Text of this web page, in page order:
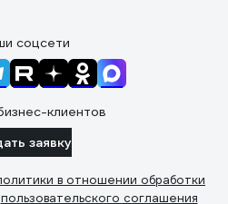
соцсети
клиентов
заявку
в отношении обработки
пользовательского соглашения